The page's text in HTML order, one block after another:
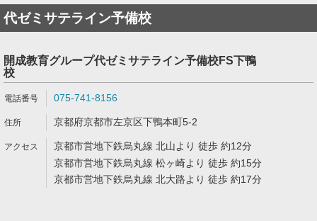
代ゼミサテライン予備校
開成教育グループ代ゼミサテライン予備校FS下鴨
校
075-741-8156
京都府京都市左京区下鴨本町5-2
京都市営地下鉄烏丸線 北山より 徒歩 約12分
京都市営地下鉄烏丸線 松ヶ崎より 徒歩 約15分
京都市営地下鉄烏丸線 北大路より 徒歩 約17分